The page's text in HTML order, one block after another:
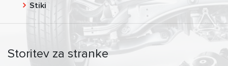
Stiki
Storitev za stranke